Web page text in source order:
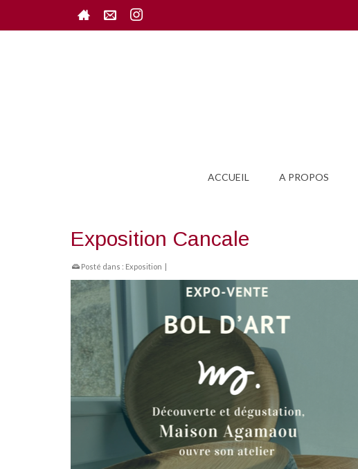
ACCUEIL A PROPOS
Exposition Cancale
Posté dans : Exposition |